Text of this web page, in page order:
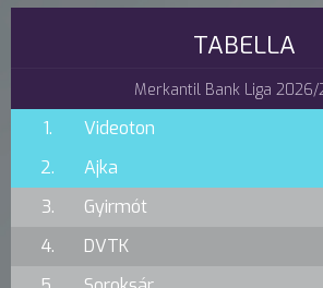
TABELLA
Merkantil Bank Liga 2026/
1. Videoton
2.
Ajka
3.
Gyirmót
4.
DVTK